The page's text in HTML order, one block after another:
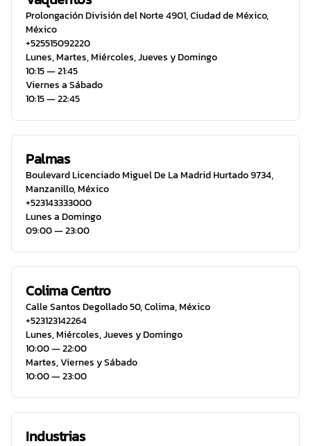
Prolongación División del Norte 4901,Ciudad de México,
México
+525515092220
Lunes, Martes, Miércoles, Jueves y Domingo
10:15 ― 21:45
Viernes a Sábado
10:15 ― 22:45
Palmas
Boulevard Licenciado Miguel De La Madrid Hurtado 9734,
Manzanillo,México
+523143333000
Lunes a Domingo
09:00 ― 23:00
Colima Centro
Calle Santos Degollado 50,Colima,México
+523123142264
Lunes, Miércoles, Jueves y Domingo
10:00 ― 22:00
Martes, Viernes y Sábado
10:00 ― 23:00
Industrias